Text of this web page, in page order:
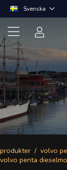
Svenska
produkter volvo
volvo penta